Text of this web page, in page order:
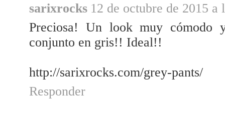
sarixrocks 12 de octubre de 2015 a
Preciosa! Un look muy
conjunto en gris!! Ideal!!
http://sarixrocks.com/grey-pants/
Responder